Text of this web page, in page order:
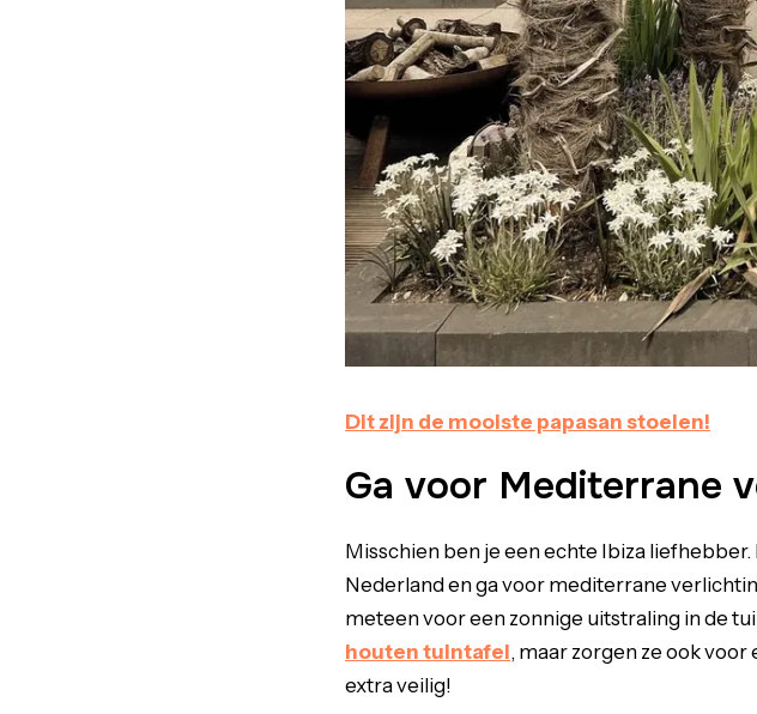
Dit zijn de mooiste papasan stoelen!
Ga voor Mediterrane
Misschien ben je een echte Ibiza
Nederland en ga voor mediterrane
meteen voor een zonnige uitstraling in de
houten tuintafel, maar zorgen ze ook
extra veilig!